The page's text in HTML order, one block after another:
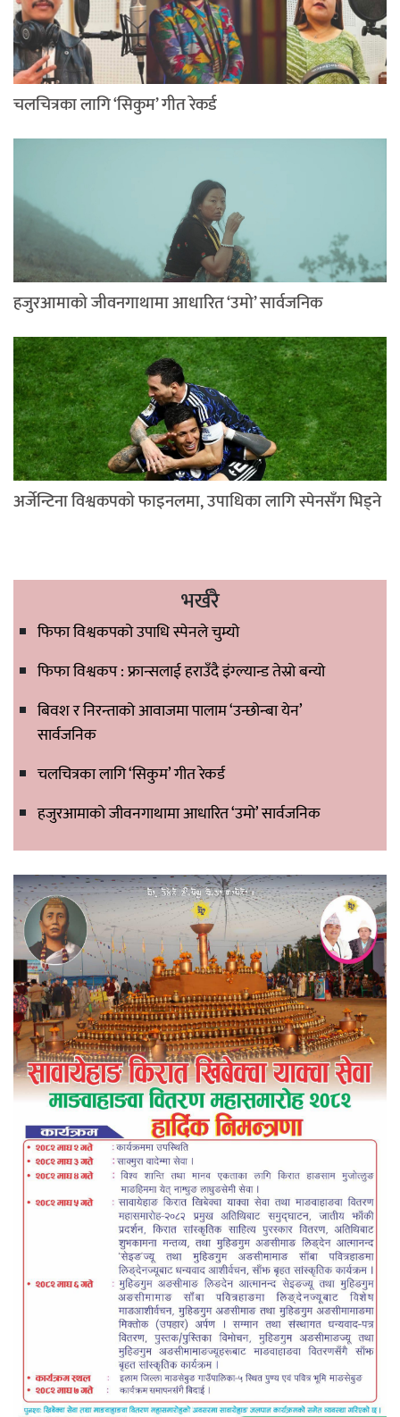
चलचित्रका लागि ‘सिकुम’ गीत रेकर्ड
हजुरआमाको जीवनगाथामा आधारित ‘उमो’ सार्वजनिक
अर्जेन्टिना विश्वकपको फाइनलमा, उपाधिका लागि स्पेनसँग भिड्ने
भर्खरै
फिफा विश्वकपको उपाधि स्पेनले चुम्यो
फिफा विश्वकप : फ्रान्सलाई हराउँदै इंग्ल्यान्ड तेस्रो बन्यो
बिवश र निरन्ताको आवाजमा पालाम ‘उन्छोन्बा येन’
सार्वजनिक
चलचित्रका लागि ‘सिकुम’ गीत रेकर्ड
हजुरआमाको जीवनगाथामा आधारित ‘उमो’ सार्वजनिक